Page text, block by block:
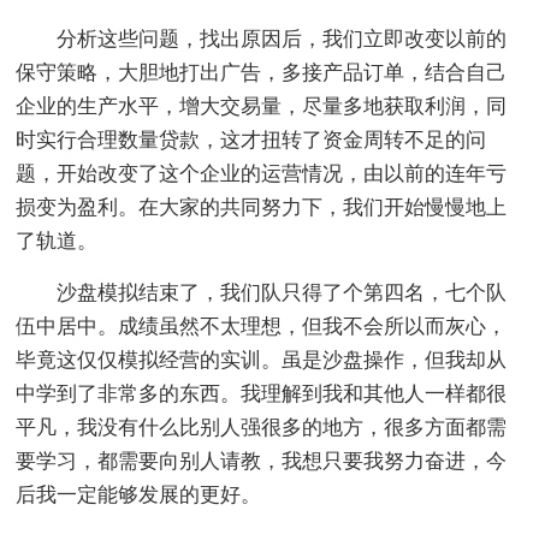
分析这些问题，找出原因后，我们立即改变以前的
保守策略，大胆地打出广告，多接产品订单，结合自己
企业的生产水平，增大交易量，尽量多地获取利润，同
时实行合理数量贷款，这才扭转了资金周转不足的问
题，开始改变了这个企业的运营情况，由以前的连年亏
损变为盈利。在大家的共同努力下，我们开始慢慢地上
了轨道。
沙盘模拟结束了，我们队只得了个第四名，七个队
伍中居中。成绩虽然不太理想，但我不会所以而灰心，
毕竟这仅仅模拟经营的实训。虽是沙盘操作，但我却从
中学到了非常多的东西。我理解到我和其他人一样都很
平凡，我没有什么比别人强很多的地方，很多方面都需
要学习，都需要向别人请教，我想只要我努力奋进，今
后我一定能够发展的更好。